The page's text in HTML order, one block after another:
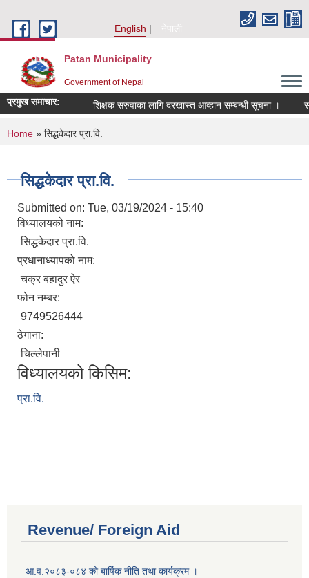
English
नेपाली
Patan Municipality
Government of Nepal
प्रमुख समाचार: शिक्षक सरुवाका लागि दरखास्त आव्हान सम्बन्धी सूचना ।
You are here
Home » सिद्धकेदार प्रा.वि.
सिद्धकेदार प्रा.वि.
Submitted on: Tue, 03/19/2024 - 15:40
विध्यालयको नाम:
सिद्धकेदार प्रा.वि.
प्रधानाध्यापको नाम:
चक्र बहादुर ऐर
फोन नम्बर:
9749526444
ठेगाना:
चिल्‍लेपानी
विध्यालयको किसिम:
प्रा.वि.
Revenue/ Foreign Aid
आ.व.२०८३-०८४ को बार्षिक नीति तथा कार्यक्रम ।